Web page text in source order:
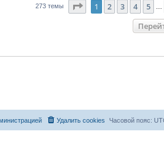
273 темы Страница1 из 10
1 2 3 4 5
Часовой пояс:
Удалить cookies